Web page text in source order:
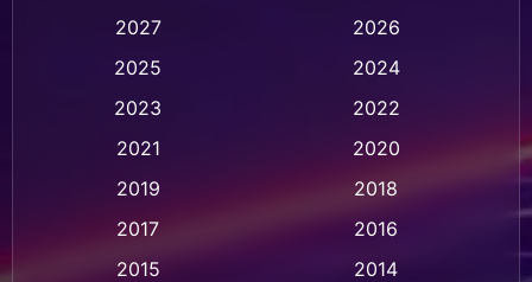
Animation การ์ตูน (32)
Animation แอนิเมชั่น (1)
Animation แอนิเมชัน (1)
2027
2026
2025
2024
2023
2022
2021
2020
2019
2018
2017
2016
2015
2014